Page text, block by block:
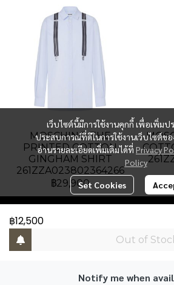
MOSCHINO THE
PRINTED COTTON
GINGHAM SHIRT
261ZZA023802364266
฿29,900
฿12,500
Out of
Notify me when
เว็บไซต์นี้มีการใช้งานคุกกี้ เพื่อเพิ่ม
ประสบการณ์ที่ดีในการใช้งานเว็บไซต์ข
อ่านรายละเอียดเพิ่มเติมได้ที่ Privacy
Policy
Set Cookies
Address : Gaysorn Building, Floor
10330, Thailand.